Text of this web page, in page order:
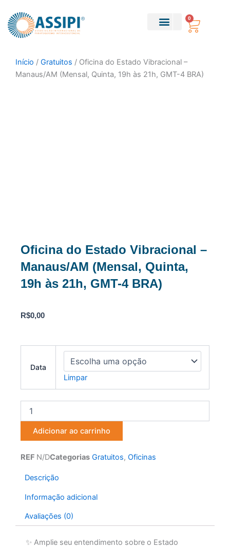
para
0
Início / Gratuitos / Oficina do Estado Vibracional –
Manaus/AM (Mensal, Quinta, 19h às 21h, GMT-4 BRA)
Oficina do Estado Vibracional –
Manaus/AM (Mensal, Quinta,
19h às 21h, GMT-4 BRA)
R$0,00
Data
Limpar
Estado
-
Manaus/AM
(Mensal,
Quinta,
às
21h,
GMT-
BRA)
quantidade
Adicionar ao carrinho
REF N/DCategorias Gratuitos, Oficinas
Descrição
Informação adicional
Avaliações (0)
✨ Amplie seu entendimento sobre o Estado